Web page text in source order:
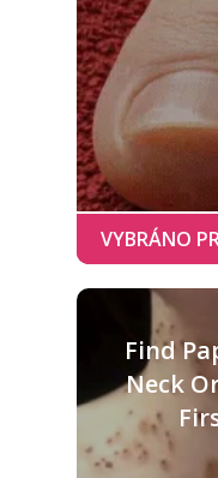
Find
Neck